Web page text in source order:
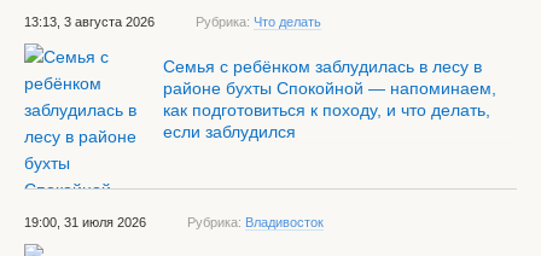
13:13, 3 августа 2026 Рубрика: Что делать
Семья с ребёнком заблудилась в лесу в
районе бухты Спокойной — напоминаем,
как подготовиться к походу, и что делать,
если заблудился
19:00, 31 июля 2026 Рубрика: Владивосток